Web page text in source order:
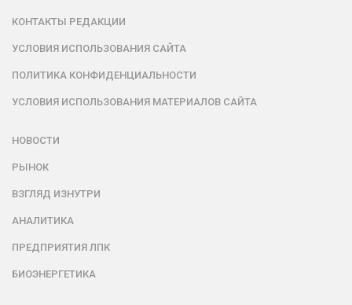
КОНТАКТЫ РЕДАКЦИИ
УСЛОВИЯ ИСПОЛЬЗОВАНИЯ САЙТА
ПОЛИТИКА КОНФИДЕНЦИАЛЬНОСТИ
УСЛОВИЯ ИСПОЛЬЗОВАНИЯ МАТЕРИАЛОВ САЙТА
НОВОСТИ
РЫНОК
ВЗГЛЯД ИЗНУТРИ
АНАЛИТИКА
ПРЕДПРИЯТИЯ ЛПК
БИОЭНЕРГЕТИКА